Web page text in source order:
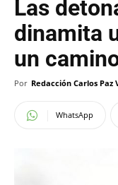
Las
dinamita
un
Por Redacción Carlos Paz
WhatsApp